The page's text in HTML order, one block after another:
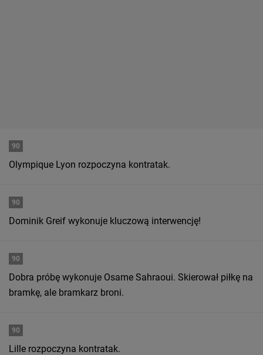
90
Olympique Lyon rozpoczyna kontratak.
90
Dominik Greif wykonuje kluczową interwencję!
90
Dobra próbę wykonuje Osame Sahraoui. Skierował piłkę na
bramkę, ale bramkarz broni.
90
Lille rozpoczyna kontratak.